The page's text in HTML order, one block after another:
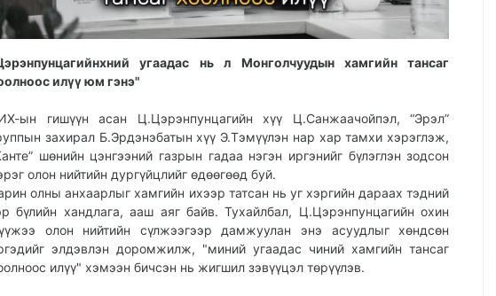
угаадас нь л Монголчуудын хамгийн тансаг
илүү юм гэнэ"
ын гишүүн асан Ц.Цэрэнпунцагийн хүү Ц.Санжаачойпэл, “Эрэл”
захирал Б.Эрдэнэбатын хүү Э.Тэмүүлэн нар хар тамхи хэрэглэж,
шөнийн цэнгээний газрын гадаа нэгэн иргэнийг бүлэглэн зодсон
олон нийтийн дургүйцлийг өдөөгөөд буй.
олны анхаарлыг хамгийн ихээр татсан нь уг хэргийн дараах тэдний
бүлийн хандлага, ааш аяг байв. Тухайлбал, Ц.Цэрэнпунцагийн охин
олон нийтийн сүлжээгээр дамжуулан энэ асуудлыг хөндсөн
элдэвлэн доромжилж, "миний угаадас чиний хамгийн тансаг
илүү" хэмээн бичсэн нь жигшил зэвүүцэл төрүүлэв.